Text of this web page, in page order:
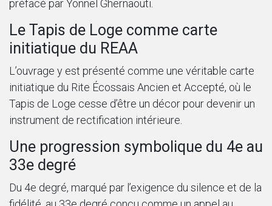
préfacé par Yonnel Ghernaouti.
Le Tapis de Loge comme carte
initiatique du REAA
L’ouvrage y est présenté comme une véritable carte
initiatique du Rite Écossais Ancien et Accepté, où le
Tapis de Loge cesse d’être un décor pour devenir un
instrument de rectification intérieure.
Une progression symbolique du 4e au
33e degré
Du 4e degré, marqué par l’exigence du silence et de la